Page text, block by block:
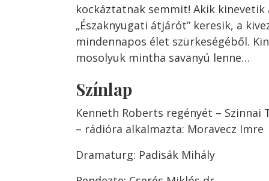
kockáztatnak semmit! Akik kinevetik
„Északnyugati átjárót” keresik, a
mindennapos élet szürkeségéből.
mosolyuk mintha savanyú lenne…
Színlap
Kenneth Roberts regényét –
– rádióra alkalmazta: Moravecz Imre
Dramaturg: Padisák Mihály